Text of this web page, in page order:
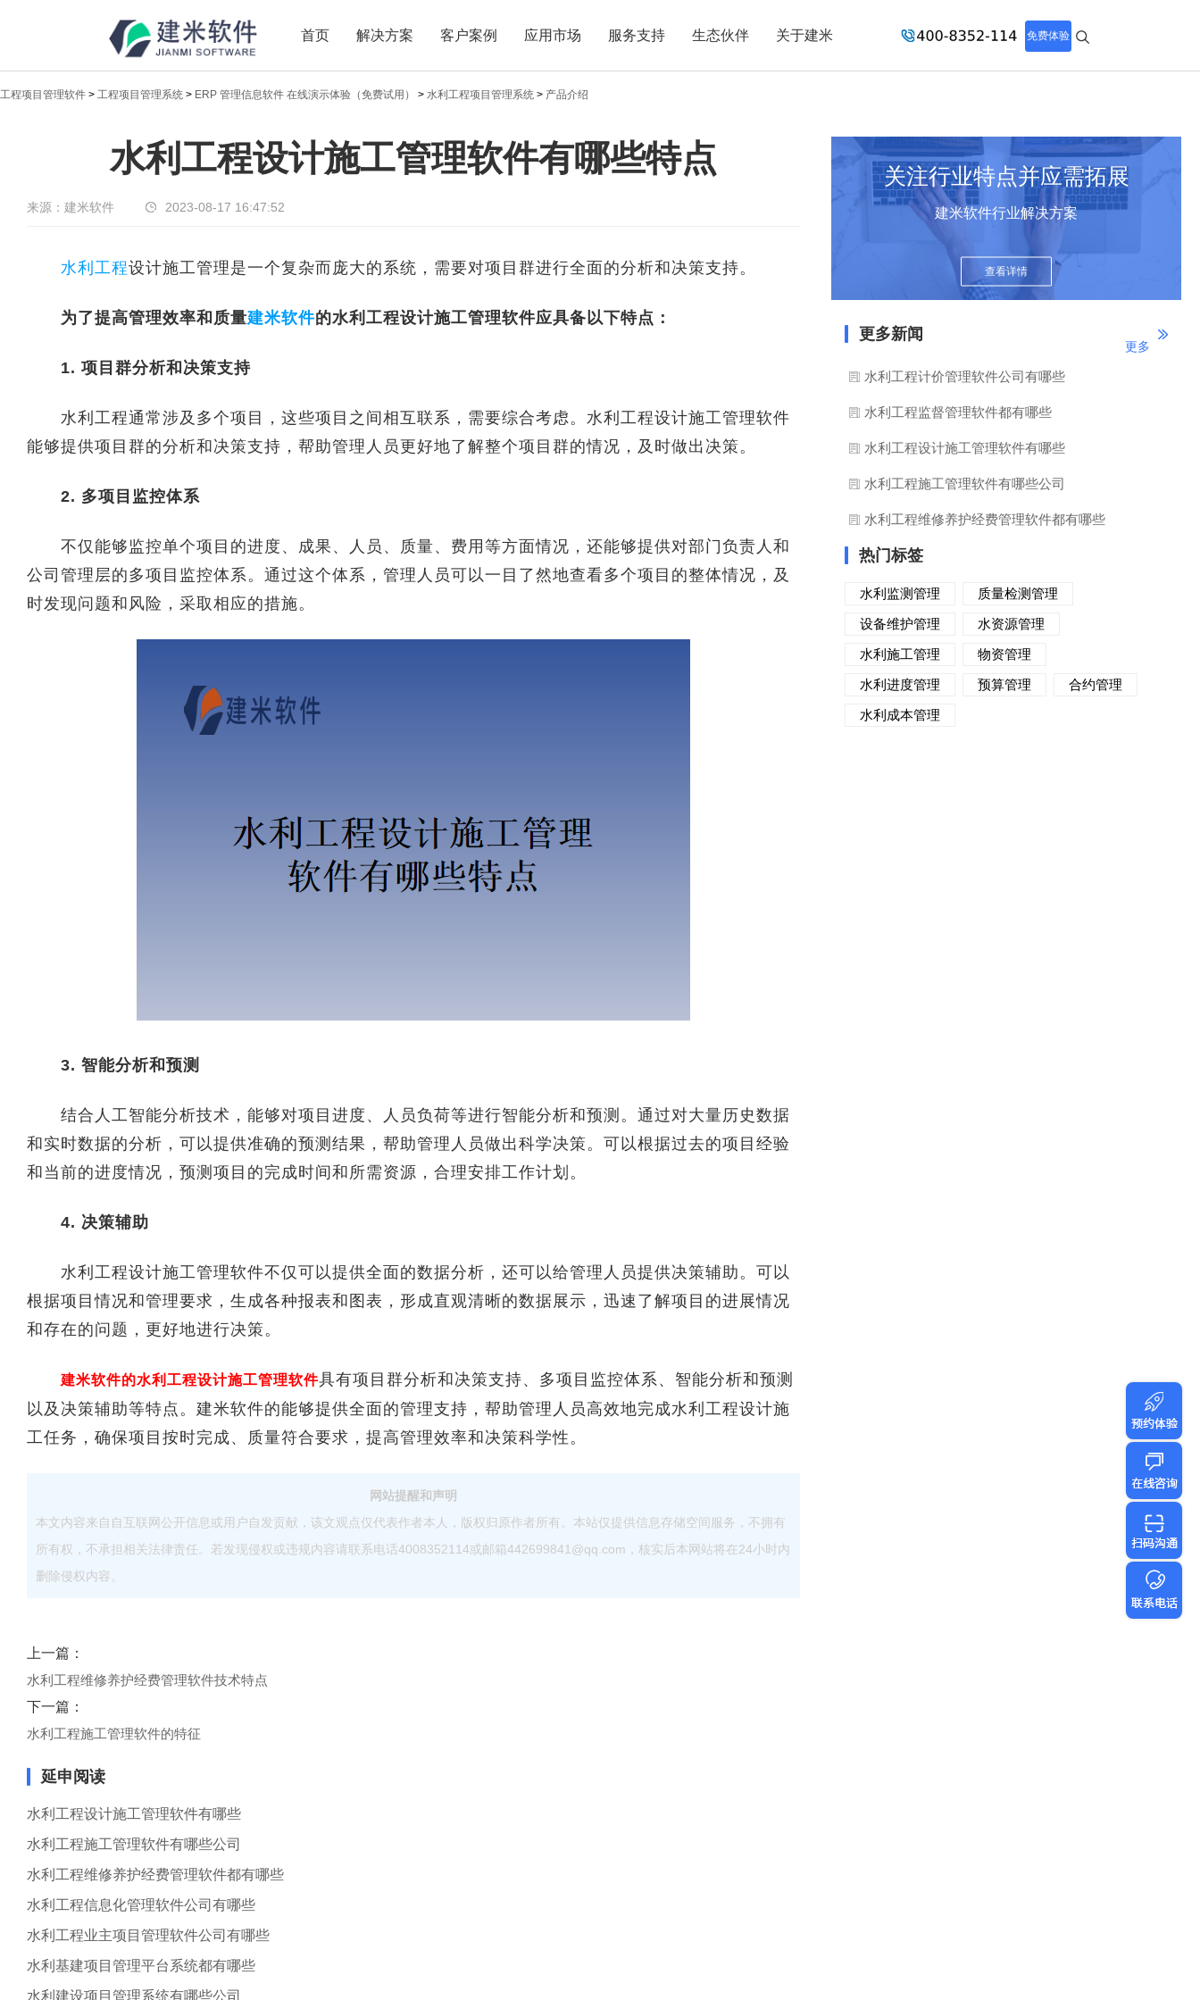
首页 解决方案 客户案例 应用市场 服务支持 生态伙伴 关于建米 免费体验
新闻中心
传递实时热点，共享商业价值
工程项目管理软件 > 工程项目管理系统 > ERP 管理信息软件 在线演示体验（免费试用） > 水利工程项目管理系统 > 产品介绍
水利工程设计施工管理软件有哪些特点
来源：建米软件 2023-08-17 16:47:52
水利工程设计施工管理是一个复杂而庞大的系统，需要对项目群进行全面的分析和决策支持。
为了提高管理效率和质量建米软件的水利工程设计施工管理软件应具备以下特点：
1. 项目群分析和决策支持
水利工程通常涉及多个项目，这些项目之间相互联系，需要综合考虑。水利工程设计施工管理软件
能够提供项目群的分析和决策支持，帮助管理人员更好地了解整个项目群的情况，及时做出决策。
2. 多项目监控体系
不仅能够监控单个项目的进度、成果、人员、质量、费用等方面情况，还能够提供对部门负责人和
公司管理层的多项目监控体系。通过这个体系，管理人员可以一目了然地查看多个项目的整体情况，及
时发现问题和风险，采取相应的措施。
3. 智能分析和预测
结合人工智能分析技术，能够对项目进度、人员负荷等进行智能分析和预测。通过对大量历史数据
和实时数据的分析，可以提供准确的预测结果，帮助管理人员做出科学决策。可以根据过去的项目经验
和当前的进度情况，预测项目的完成时间和所需资源，合理安排工作计划。
4. 决策辅助
水利工程设计施工管理软件不仅可以提供全面的数据分析，还可以给管理人员提供决策辅助。可以
根据项目情况和管理要求，生成各种报表和图表，形成直观清晰的数据展示，迅速了解项目的进展情况
和存在的问题，更好地进行决策。
建米软件的水利工程设计施工管理软件具有项目群分析和决策支持、多项目监控体系、智能分析和预测
以及决策辅助等特点。建米软件的能够提供全面的管理支持，帮助管理人员高效地完成水利工程设计施
工任务，确保项目按时完成、质量符合要求，提高管理效率和决策科学性。
网站提醒和声明
本文内容来自自互联网公开信息或用户自发贡献，该文观点仅代表作者本人，版权归原作者所有。本站仅提供信息存储空间服务，不拥有
所有权，不承担相关法律责任。若发现侵权或违规内容请联系电话4008352114或邮箱442699841@qq.com，核实后本网站将在24小时内
删除侵权内容。
上一篇：
水利工程维修养护经费管理软件技术特点
下一篇：
水利工程施工管理软件的特征
延申阅读
水利工程设计施工管理软件有哪些
水利工程施工管理软件有哪些公司
水利工程维修养护经费管理软件都有哪些
水利工程信息化管理软件公司有哪些
水利工程业主项目管理软件公司有哪些
水利基建项目管理平台系统都有哪些
水利建设项目管理系统有哪些公司
关注行业特点并应需拓展
建米软件行业解决方案
查看详情
更多新闻
更多
水利工程计价管理软件公司有哪些
水利工程监督管理软件都有哪些
水利工程设计施工管理软件有哪些
水利工程施工管理软件有哪些公司
水利工程维修养护经费管理软件都有哪些
热门标签
水利监测管理
质量检测管理
设备维护管理
水资源管理
水利施工管理
物资管理
水利进度管理
预算管理
合约管理
水利成本管理